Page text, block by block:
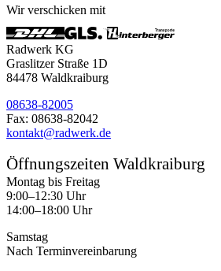
Wir verschicken mit
Radwerk KG
Graslitzer Straße 1D
84478 Waldkraiburg
08638-82005
Fax: 08638-82042
kontakt@radwerk.de
Öffnungszeiten Waldkraiburg
Montag bis Freitag
9:00–12:30 Uhr
14:00–18:00 Uhr
Samstag
Nach Terminvereinbarung